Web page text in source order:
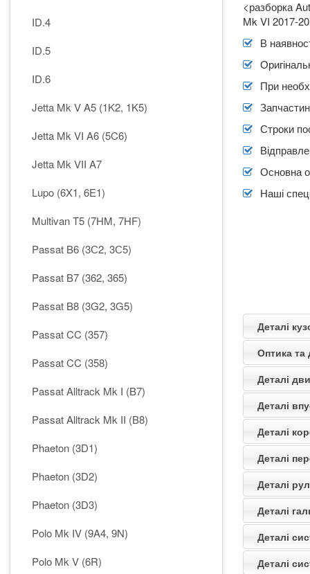
ID.4
ID.5
ID.6
Jetta Mk V A5 (1K2, 1K5)
Jetta Mk VI A6 (5C6)
Jetta Mk VII A7
Lupo (6X1, 6E1)
Multivan T5 (7HM, 7HF)
Passat B6 (3С2, 3С5)
Passat B7 (362, 365)
Passat B8 (3G2, 3G5)
Passat CC (357)
Passat CC (358)
Passat Alltrack Mk I (B7)
Passat Alltrack Mk II (B8)
Phaeton (3D1)
Phaeton (3D2)
Phaeton (3D3)
Polo Mk IV (9A4, 9N)
Polo Mk V (6R)
<разборка
Mk VI 2017-
В
При
Строки
Основна
Наші
Деталі
Оптика та
Деталі
Деталі
Деталі
Деталі
Деталі
Деталі
Деталі
Деталі